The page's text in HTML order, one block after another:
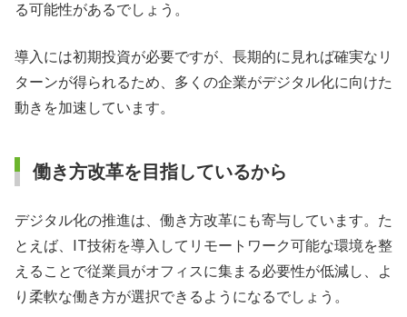
る可能性があるでしょう。
導入には初期投資が必要ですが、長期的に見れば確実なリ
ターンが得られるため、多くの企業がデジタル化に向けた
動きを加速しています。
働き方改革を目指しているから
デジタル化の推進は、働き方改革にも寄与しています。た
とえば、IT技術を導入してリモートワーク可能な環境を整
えることで従業員がオフィスに集まる必要性が低減し、よ
り柔軟な働き方が選択できるようになるでしょう。